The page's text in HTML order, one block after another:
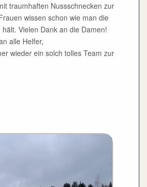
traumhaften Nussschnecken zur
wissen schon wie man die
Vielen Dank an die Damen!
alle Helfer,
wieder ein solch tolles Team zur